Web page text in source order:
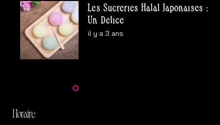
Les Sucreries Halal Japonaises :
Un Délice
il y a 3 ans
Horaire